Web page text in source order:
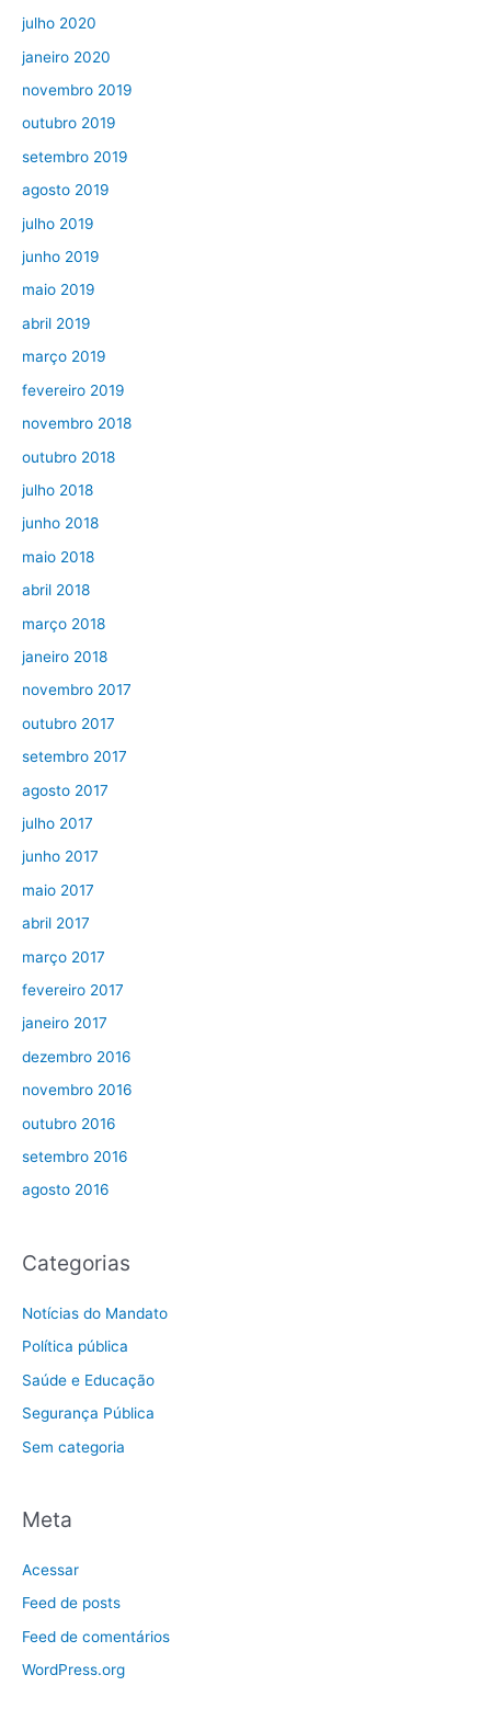
julho 2020
janeiro 2020
novembro 2019
outubro 2019
setembro 2019
agosto 2019
julho 2019
junho 2019
maio 2019
abril 2019
março 2019
fevereiro 2019
novembro 2018
outubro 2018
julho 2018
junho 2018
maio 2018
abril 2018
março 2018
janeiro 2018
novembro 2017
outubro 2017
setembro 2017
agosto 2017
julho 2017
junho 2017
maio 2017
abril 2017
março 2017
fevereiro 2017
janeiro 2017
dezembro 2016
novembro 2016
outubro 2016
setembro 2016
agosto 2016
Categorias
Notícias do Mandato
Política pública
Saúde e Educação
Segurança Pública
Sem categoria
Meta
Acessar
Feed de posts
Feed de comentários
WordPress.org